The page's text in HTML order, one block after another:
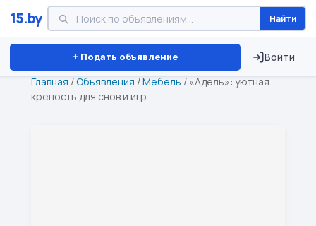
15.by Найти
+ Подать объявление Войти
Минск Витебск Брест ⏱ ТОЛЬКО 15 ДНЕЙ
Главная /Объявления /Мебель / «Адель»: уютная
крепость для снов и игр